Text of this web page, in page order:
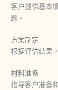
客户提供基本
题。
方案制定
根据评估结果
材料准备
指导客户准备